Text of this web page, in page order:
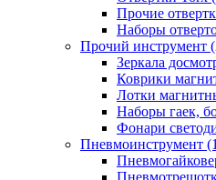
Прочие
Наборы
Прочий инструмент
Зеркала
Коврики
Лотки
Наборы гаек,
Фонари
Пневмоинструмент